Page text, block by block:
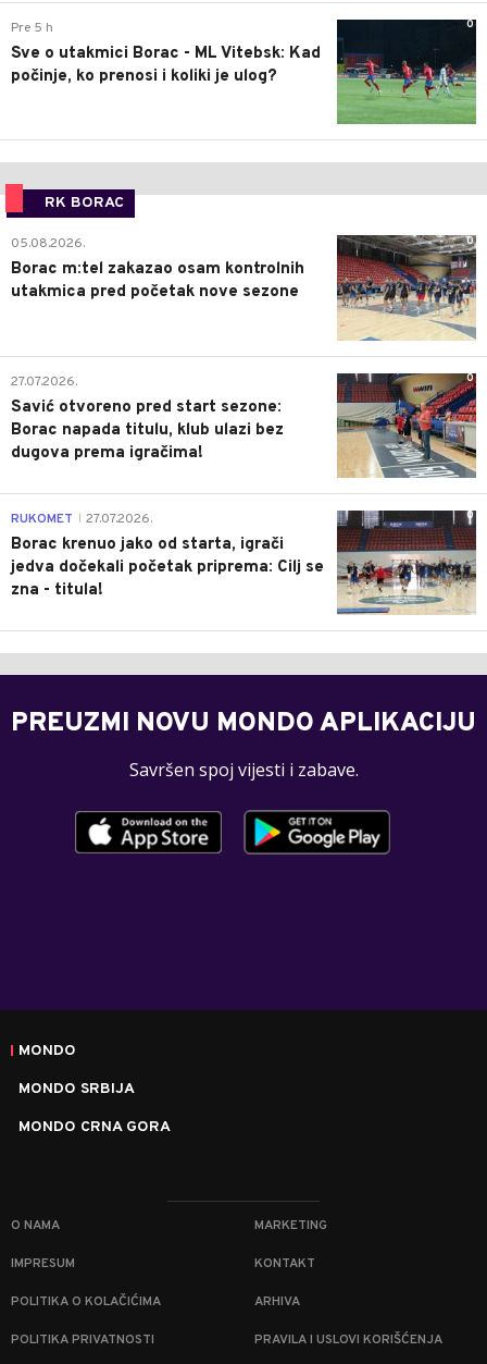
0
Pre 5 h
Sve o utakmici Borac - ML Vitebsk: Kad
počinje, ko prenosi i koliki je ulog?
RK BORAC
0
05.08.2026.
Borac m:tel zakazao osam kontrolnih
utakmica pred početak nove sezone
0
27.07.2026.
Savić otvoreno pred start sezone:
Borac napada titulu, klub ulazi bez
dugova prema igračima!
0
RUKOMET 27.07.2026.
Borac krenuo jako od starta, igrači
jedva dočekali početak priprema: Cilj se
zna - titula!
PREUZMI NOVU MONDO APLIKACIJU
Savršen spoj vijesti i zabave.
MONDO
MONDO SRBIJA
MONDO CRNA GORA
O NAMA MARKETING
IMPRESUM KONTAKT
POLITIKA O KOLAČIĆIMA ARHIVA
POLITIKA PRIVATNOSTI PRAVILA I USLOVI KORIŠĆENJA